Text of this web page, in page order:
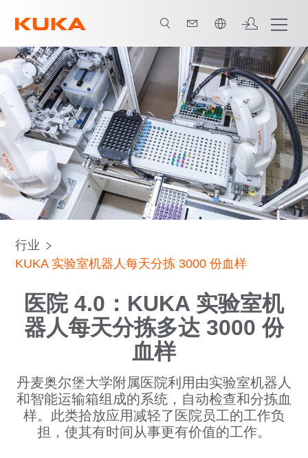
流程优化，改进工作岗位 通往医院 4.0 所有系统合作伙伴
中文 / Chinese
行业
KUKA 实验室机器人每天分拣 3000 份血样
医院 4.0：KUKA 实验室机
器人每天分拣多达 3000 份
血样
丹麦奥尔堡大学附属医院利用由实验室机器人
和智能运输箱组成的系统，自动检查和分拣血
样。此类拾放应用减轻了医院员工的工作负
担，使其有时间从事更有价值的工作。